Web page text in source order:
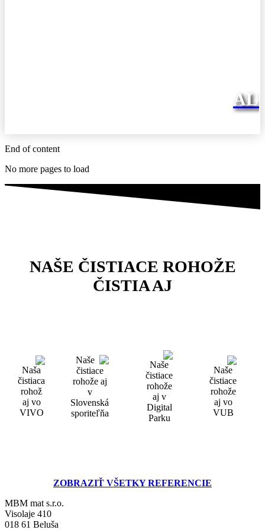
End of content
No more pages to load
NAŠE ČISTIACE ROHOŽE
ČISTIA AJ
ZOBRAZIŤ VŠETKY REFERENCIE
MBM mat s.r.o.
Visolaje 410
018 61 Beluša